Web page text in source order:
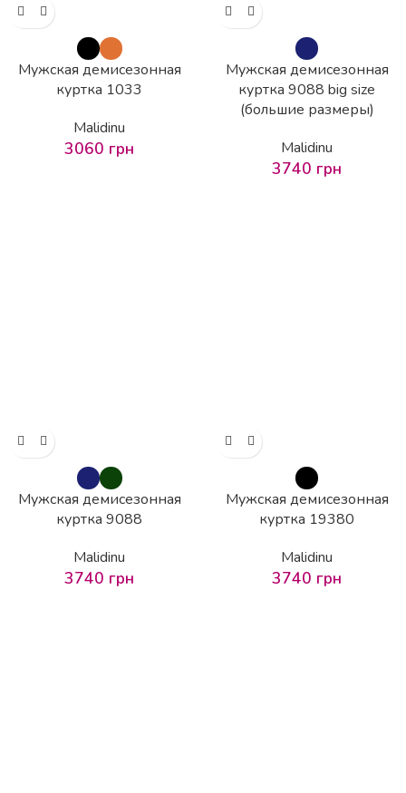
Мужская демисезонная
куртка 1033
Malidinu
3060 грн
Мужская демисезонная
куртка 9088 big size
(большие размеры)
Malidinu
3740 грн
Мужская демисезонная
куртка 9088
Malidinu
3740 грн
Мужская демисезонная
куртка 19380
Malidinu
3740 грн